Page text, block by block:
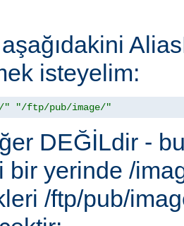
isteyelim:
" "/ftp/pub/image/"
DEĞİLdir -
bir yerinde /
/ftp/pub/